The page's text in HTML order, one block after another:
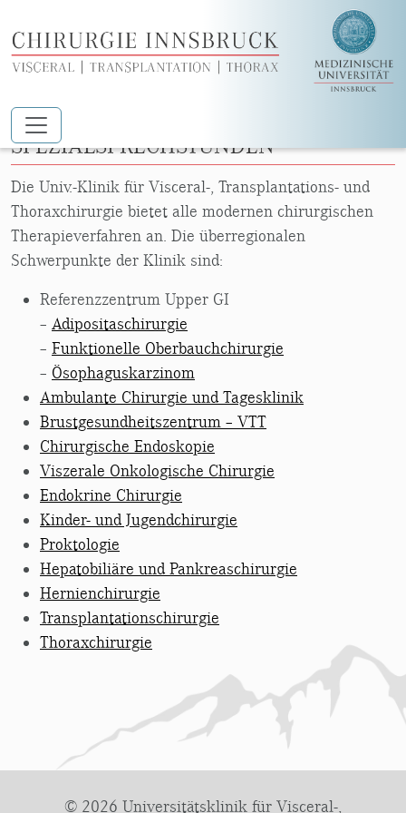
Zum Hauptinhalt springen
SPEZIALSPRECHSTUNDEN
Die Univ.-Klinik für Visceral-, Transplantations- und
Thoraxchirurgie bietet alle modernen chirurgischen
Therapieverfahren an. Die überregionalen
Schwerpunkte der Klinik sind:
Referenzzentrum Upper GI
– Adipositaschirurgie
– Funktionelle Oberbauchchirurgie
– Ösophaguskarzinom
Ambulante Chirurgie und Tagesklinik
Brustgesundheitszentrum – VTT
Chirurgische Endoskopie
Viszerale Onkologische Chirurgie
Endokrine Chirurgie
Kinder- und Jugendchirurgie
Proktologie
Hepatobiliäre und Pankreaschirurgie
Hernienchirurgie
Transplantationschirurgie
Thoraxchirurgie
© 2026 Universitätsklinik für Visceral-,